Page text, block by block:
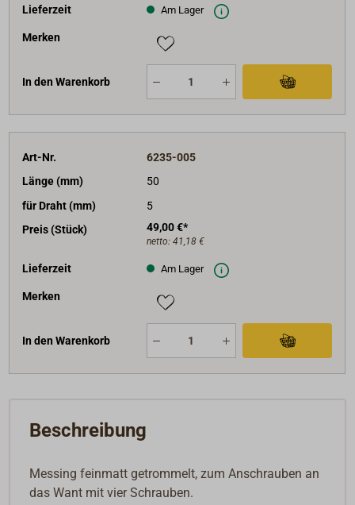
Lieferzeit Am Lager
Merken
In den Warenkorb
Art-Nr.
6235-005
Länge (mm)
50
für Draht (mm)
5
Preis (Stück)
49,00 €*
netto: 41,18 €
Lieferzeit Am Lager
Merken
In den Warenkorb
Beschreibung
Messing feinmatt getrommelt, zum Anschrauben an
das Want mit vier Schrauben.